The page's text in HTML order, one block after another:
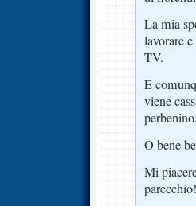
La mia
lavorare
TV.
E
viene
perbenino.
O bene
Mi